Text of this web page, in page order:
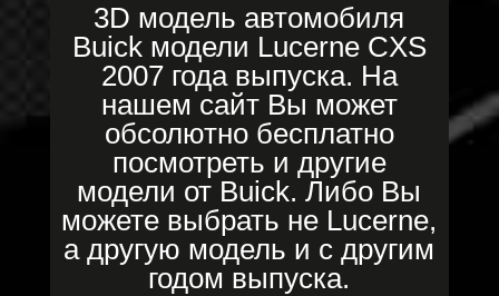
3D модель автомобиля
Buick модели Lucerne CXS
2007 года выпуска. На
нашем сайт Вы может
обсолютно бесплатно
посмотреть и другие
модели от Buick. Либо Вы
можете выбрать не Lucerne,
а другую модель и с другим
годом выпуска.